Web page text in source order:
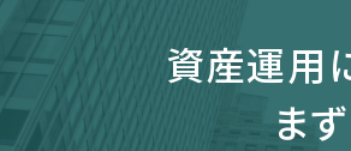
資産運用
ま